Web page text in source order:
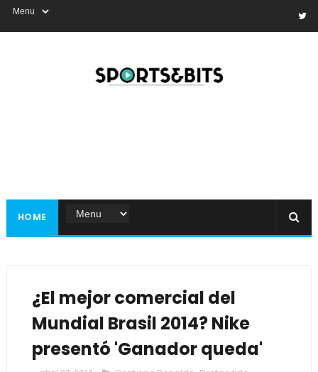
HOME
¿El mejor comercial del
Mundial Brasil 2014? Nike
presentó 'Ganador queda'